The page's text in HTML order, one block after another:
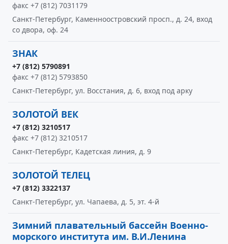
факс +7 (812) 7031179
Санкт-Петербург, Каменноостровский просп., д. 24, вход
со двора, оф. 24
ЗНАК
+7 (812) 5790891
факс +7 (812) 5793850
Санкт-Петербург, ул. Восстания, д. 6, вход под арку
ЗОЛОТОЙ ВЕК
+7 (812) 3210517
факс +7 (812) 3210517
Санкт-Петербург, Кадетская линия, д. 9
ЗОЛОТОЙ ТЕЛЕЦ
+7 (812) 3322137
Санкт-Петербург, ул. Чапаева, д. 5, эт. 4-й
Зимний плавательный бассейн Военно-
морского института им. В.И.Ленина